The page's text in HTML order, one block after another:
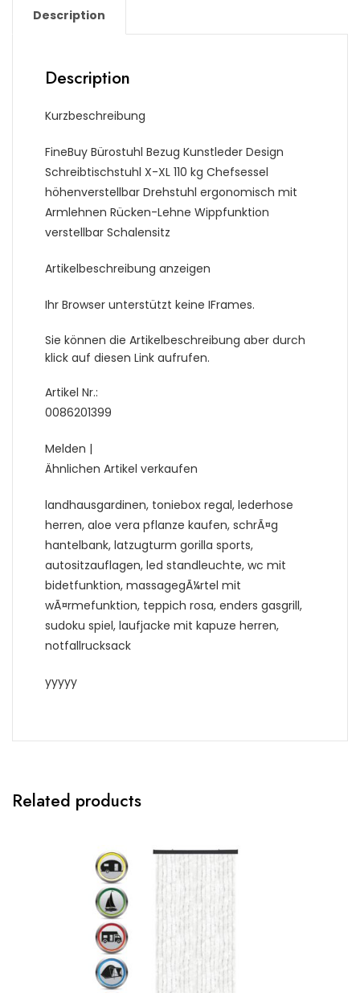
Description
Description
Kurzbeschreibung
FineBuy Bürostuhl Bezug Kunstleder Design
Schreibtischstuhl X-XL 110 kg Chefsessel
höhenverstellbar Drehstuhl ergonomisch mit
Armlehnen Rücken-Lehne Wippfunktion
verstellbar Schalensitz
Artikelbeschreibung anzeigen
Ihr Browser unterstützt keine IFrames.
Sie können die Artikelbeschreibung aber durch
klick auf diesen Link aufrufen.
Artikel Nr.:
0086201399
Melden |
Ähnlichen Artikel verkaufen
landhausgardinen, toniebox regal, lederhose
herren, aloe vera pflanze kaufen, schrÃ¤g
hantelbank, latzugturm gorilla sports,
autositzauflagen, led standleuchte, wc mit
bidetfunktion, massagegÃ¼rtel mit
wÃ¤rmefunktion, teppich rosa, enders gasgrill,
sudoku spiel, laufjacke mit kapuze herren,
notfallrucksack
yyyyy
Related products